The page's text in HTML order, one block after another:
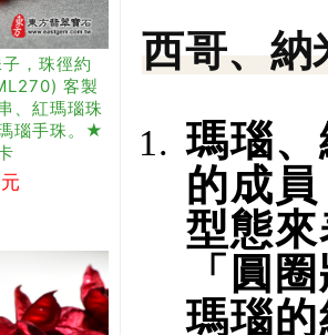
，珠徑約
客製
、紅瑪瑙珠
瑙手珠。★
西哥、納
瑪瑙
的成
型態
「圓
瑪瑙